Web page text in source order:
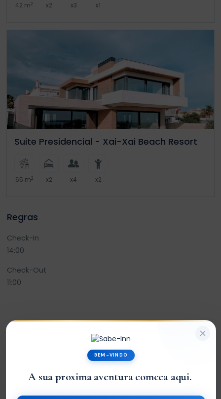
42 m2 x2 x3 x1
Suite Presidencial - Xai-Xai Beach Resort
65 m2 x2 x4 x2
Regras
Check-In
14:00
Check-Out
11:00
0/5
BEM-VINDO
A sua proxima aventura comeca aqui.|